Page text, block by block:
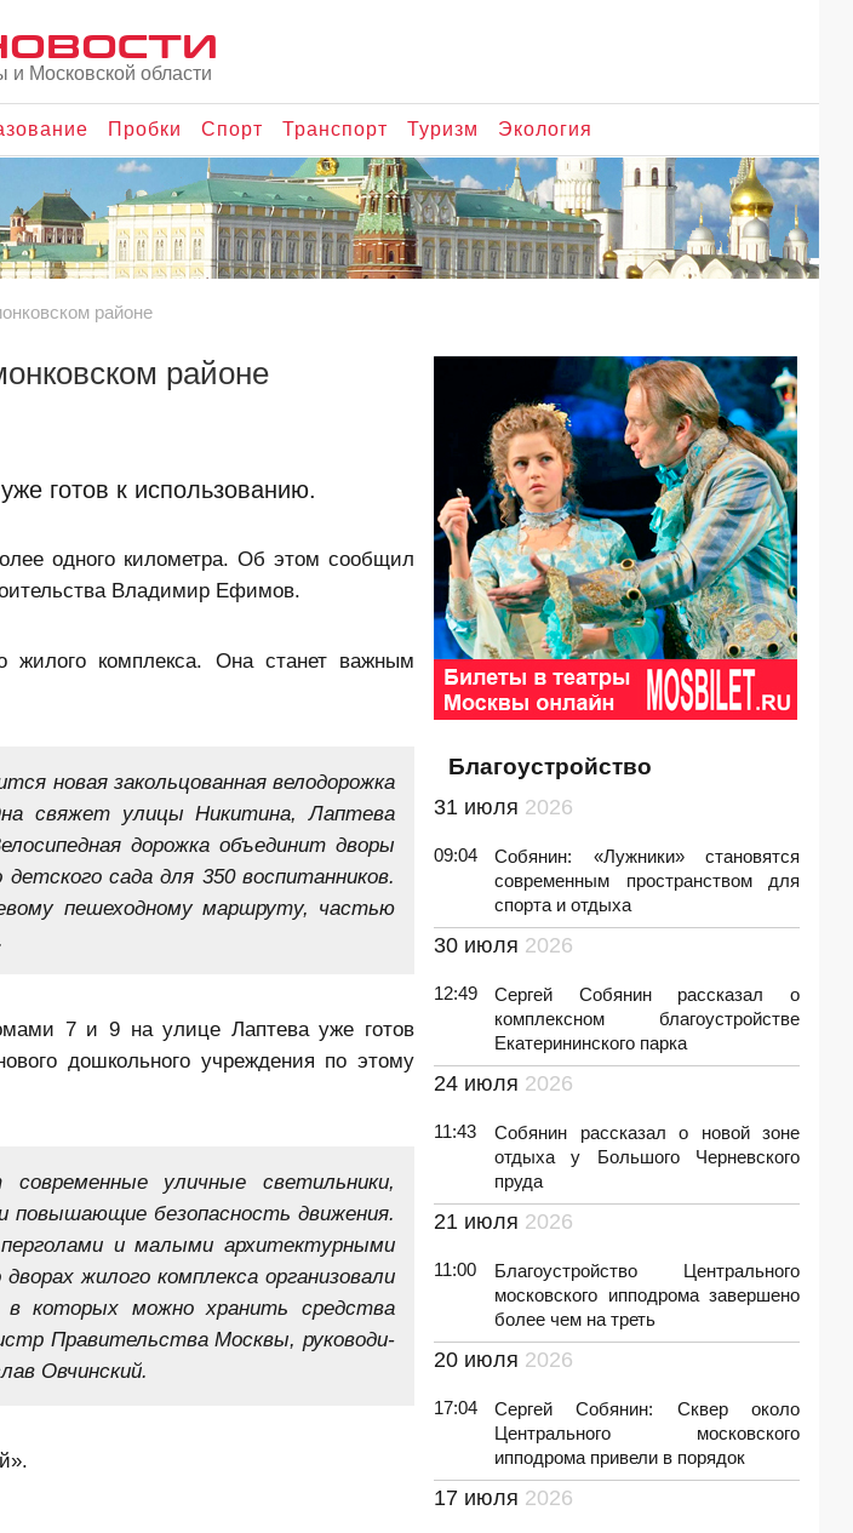
и Московской области
Пробки Спорт Транспорт Туризм Экология
районе
районе
готов к использованию.
одного километра. Об этом сообщил
Владимир Ефимов.
жилого комплекса. Она станет важным
новая закольцованная велодорожка
свя­жет улицы Никитина, Лаптева
дорожка объединит дворы
сада для 350 воспитанников.
пешеходному маршруту, частью
7 и 9 на улице Лаптева уже готов
дошкольного учреждения по этому
уличные светильники,
повышающие безопасность движения.
и малыми архитектурными
жилого комплекса организовали
которых можно хранить средства
Правительства Москвы, руководи­
Овчинский.
Благоустройство
31 июля 2026
09:04
Собянин: «Лужники» становятся
современным пространством для
спорта и отдыха
30 июля 2026
12:49
Сергей Собянин рассказал о
комплексном благоустройстве
Екатерининского парка
24 июля 2026
11:43
Собянин рассказал о новой зоне
отдыха у Большого Черневского
пруда
21 июля 2026
11:00
Благоустройство Центрального
московского ипподрома завершено
более чем на треть
20 июля 2026
17:04
Сергей Собянин: Сквер около
Центрального московского
ипподрома привели в порядок
17 июля 2026